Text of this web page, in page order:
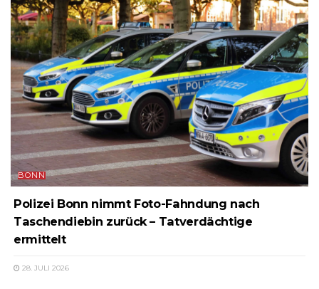
BONN
Polizei Bonn nimmt Foto-Fahndung nach
Taschendiebin zurück – Tatverdächtige
ermittelt
28. JULI 2026